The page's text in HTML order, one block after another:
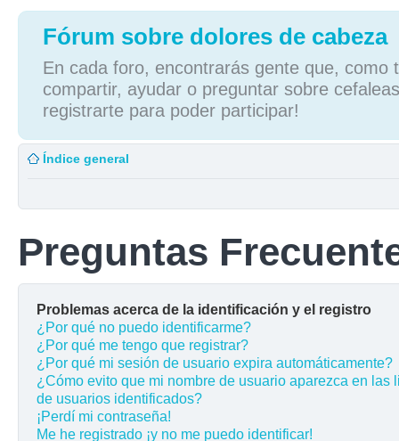
Fórum sobre dolores de cabeza
En cada foro, encontrarás gente que, como
compartir, ayudar o preguntar sobre
registrarte para poder participar!
Índice general
Preguntas
Problemas acerca de la identificación y el registro
¿Por qué no puedo identificarme?
¿Por qué me tengo que registrar?
¿Por qué mi sesión de usuario expira automáticamente?
¿Cómo evito que mi nombre de usuario aparezca en las
de usuarios identificados?
¡Perdí mi contraseña!
Me he registrado ¡y no me puedo identificar!